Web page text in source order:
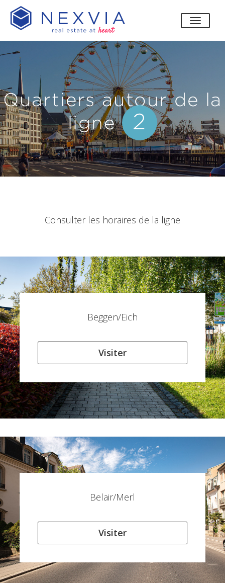
Quartiers autour de la
ligne 2
Consulter les horaires de la ligne
Beggen/Eich
Visiter
Belair/Merl
Visiter